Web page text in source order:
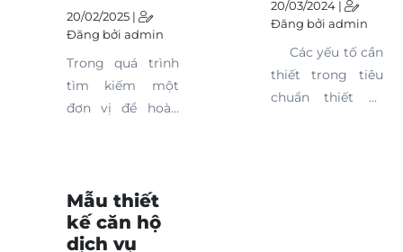
20/02/2025 |
Đăng bởi admin
Trong quá trình
tìm kiếm một
đơn vị để hoàn
các chủ nhà sẽ
được các công ty
giới thiệu về dịch
20/03/2024 |
Đăng bởi admin
Các yếu tố cần
thiết trong tiêu
chuẩn thiết kế
Mẫu thiết
kế căn hộ
dịch vụ